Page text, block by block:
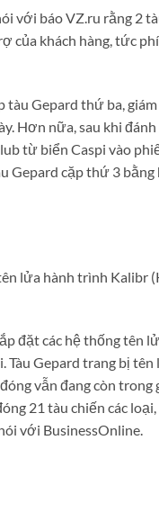
với báo VZ.ru rằng 2
của khách hàng, tức
Gepard thứ ba,
Hơn nữa, sau khi
từ biển Caspi vào
Gepard cặp thứ 3
lửa hành trình Kalibr
đặt các hệ thống tên
Tàu Gepard trang bị
vẫn đang còn
21 tàu chiến các
với BusinessOnline.